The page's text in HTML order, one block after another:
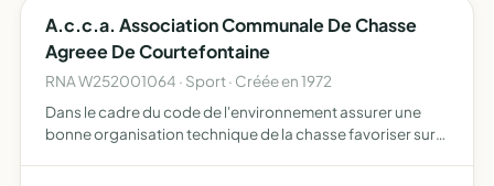
A.c.c.a. Association Communale De Chasse
Agreee De Courtefontaine
RNA W252001064 · Sport · Créée en 1972
Dans le cadre du code de l'environnement assurer une
bonne organisation technique de la chasse favoriser sur